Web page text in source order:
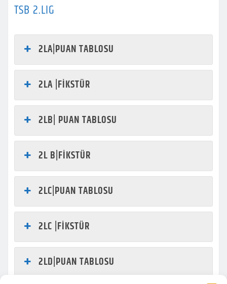
TSB 2.LIG
2LA|PUAN TABLOSU
2LA |FİKSTÜR
2LB| PUAN TABLOSU
2L B|FİKSTÜR
2LC|PUAN TABLOSU
2LC |FİKSTÜR
2LD|PUAN TABLOSU